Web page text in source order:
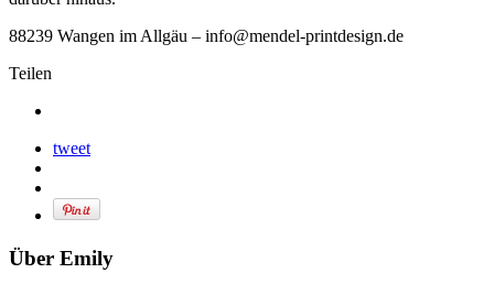
88239 Wangen im Allgäu – info@mendel-printdesign.de
Teilen
tweet
Über Emily